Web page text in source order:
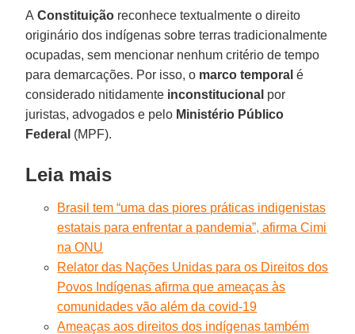
A Constituição reconhece textualmente o direito
originário dos indígenas sobre terras tradicionalmente
ocupadas, sem mencionar nenhum critério de tempo
para demarcações. Por isso, o marco temporal é
considerado nitidamente inconstitucional por
juristas, advogados e pelo Ministério Público
Federal (MPF).
Leia mais
Brasil tem “uma das piores práticas indigenistas
estatais para enfrentar a pandemia”, afirma Cimi
na ONU
Relator das Nações Unidas para os Direitos dos
Povos Indígenas afirma que ameaças às
comunidades vão além da covid-19
Ameaças aos direitos dos indígenas também